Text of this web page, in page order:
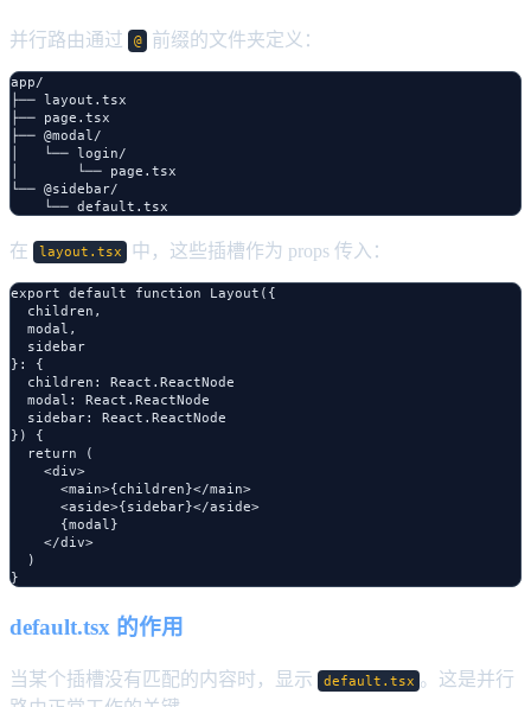
并行路由通过 @ 前缀的文件夹定义：
app/
├── layout.tsx
├── page.tsx
├── @modal/
│   └── login/
│       └── page.tsx
└── @sidebar/
在 layout.tsx 中，这些插槽作为 props 传入：
export default function Layout({
  children,
  modal,
  sidebar
}: {
  children: React.ReactNode
  modal: React.ReactNode
  sidebar: React.ReactNode
}) {
  return (
    <div>
      <main>{children}</main>
      <aside>{sidebar}</aside>
      {modal}
    </div>
  )
default.tsx 的作用
当某个插槽没有匹配的内容时，显示 default.tsx 。这是并行